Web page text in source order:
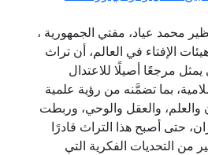
محمد عياد، مفتي الجمهورية ،
الإفتاء في العالم، أن تراث
يمثل مرجعًا أصيلًا للاعتدال
بما تضمَّنه من رؤية علمية
والعقل والوحي، وربطت
حتى أصبح هذا التراث قادرًا
من التحديات الفكرية التي